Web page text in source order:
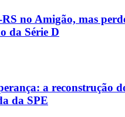
RS no Amigão, mas
da Série D
a reconstrução
da SPE